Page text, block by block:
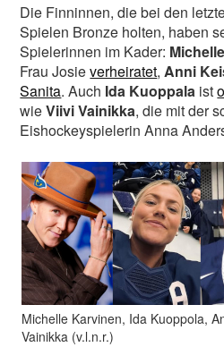
Die Finninnen, die bei den
Spielen Bronze holten, haben
Spielerinnen im Kader:
Frau Josieverheiratet,Anni
Sanita. Auch Ida Kuoppala ist
wieViivi Vainikka, die mit der
Eishockeyspielerin Anna
Michelle Karvinen, Ida Kuoppola,
Vainikka (v.l.n.r.)